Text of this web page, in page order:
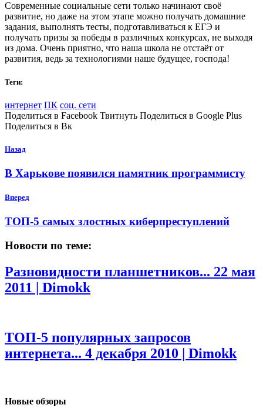
Современные социальные сети только начинают своё
развитие, но даже на этом этапе можно получать домашние
задания, выполнять тесты, подготавливаться к ЕГЭ и
получать призы за победы в различных конкурсах, не выходя
из дома. Очень приятно, что наша школа не отстаёт от
развития, ведь за технологиями наше будущее, господа!
Теги:
интернет ПК соц. сети
Поделиться в Facebook Твитнуть Поделиться в Google Plus
Поделиться в Вк
Назад
В Харькове появился памятник программисту
Вперед
ТОП-5 самых злостных киберпреступлений
Новости по теме:
Разновидности планшетников... 22 мая
2011 | Dimokk
ТОП-5 популярных запросов
интернета... 4 декабря 2010 | Dimokk
Новые обзоры